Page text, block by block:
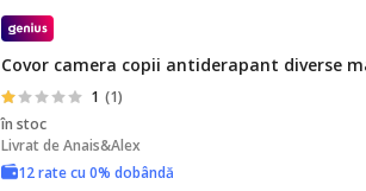
Covor camera copii antiderapant diverse
1 (1)
în stoc
Livrat deAnais&Alex
12 rate cu 0% dobândă